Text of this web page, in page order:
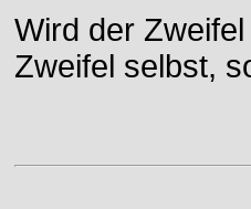
Wird der
Zweifel selbst,